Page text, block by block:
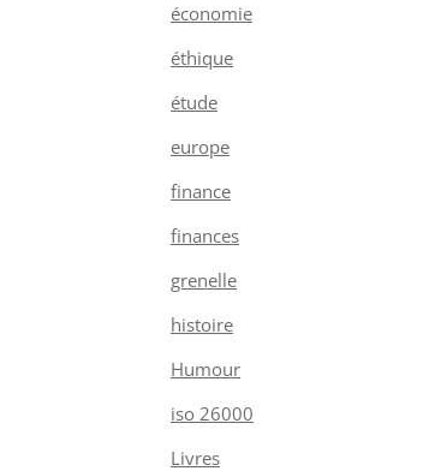
économie
éthique
étude
europe
finance
finances
grenelle
histoire
Humour
iso 26000
Livres